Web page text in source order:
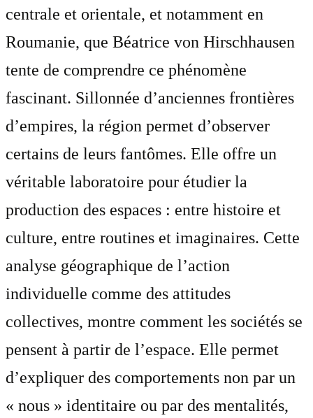
centrale et orientale, et notamment en
Roumanie, que Béatrice von Hirschhausen
tente de comprendre ce phénomène
fascinant. Sillonnée d’anciennes frontières
d’empires, la région permet d’observer
certains de leurs fantômes. Elle offre un
véritable laboratoire pour étudier la
production des espaces : entre histoire et
culture, entre routines et imaginaires. Cette
analyse géographique de l’action
individuelle comme des attitudes
collectives, montre comment les sociétés se
pensent à partir de l’espace. Elle permet
d’expliquer des comportements non par un
« nous » identitaire ou par des mentalités,